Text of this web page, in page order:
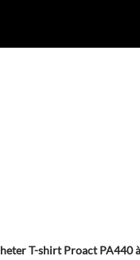
T-shirt Proact PA440